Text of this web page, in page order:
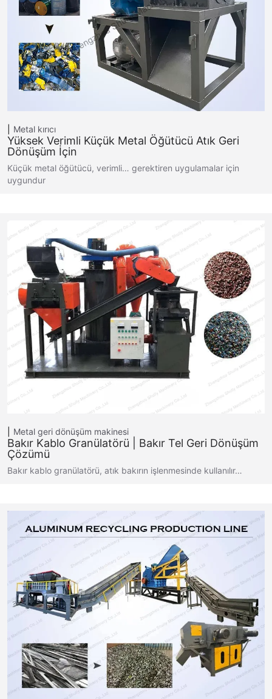
Metal kırıcı
Yüksek Verimli Küçük Metal Öğütücü Atık Geri
Dönüşüm İçin
Küçük metal öğütücü, verimli… gerektiren uygulamalar için
uygundur
Metal geri dönüşüm makinesi
Bakır Kablo Granülatörü | Bakır Tel Geri Dönüşüm
Çözümü
Bakır kablo granülatörü, atık bakırın işlenmesinde kullanılır…